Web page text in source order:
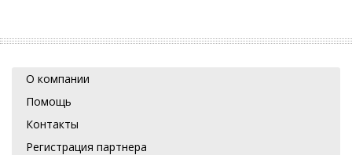
О компании
Помощь
Контакты
Регистрация партнера